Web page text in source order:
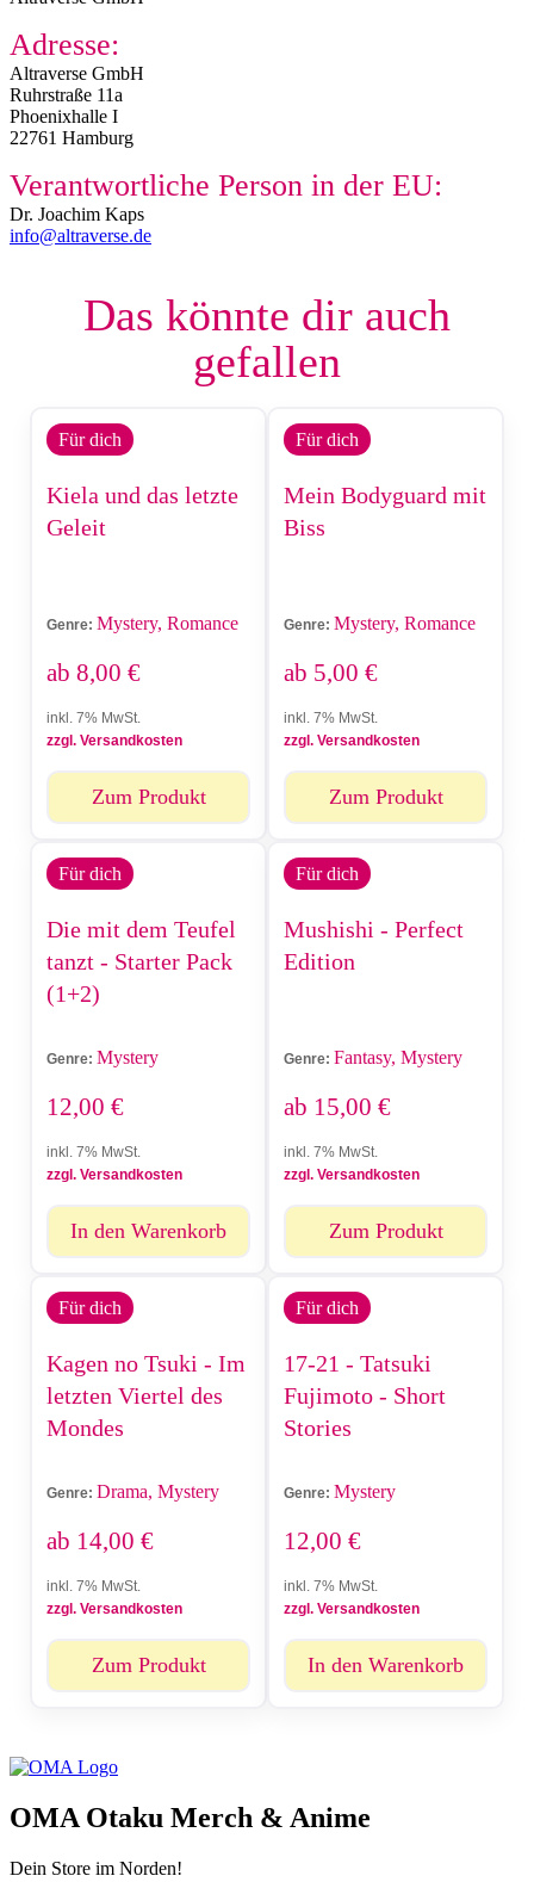
Adresse:
Altraverse GmbH
Ruhrstraße 11a
Phoenixhalle I
22761 Hamburg
Verantwortliche Person in der EU:
Dr. Joachim Kaps
info@altraverse.de
Das könnte dir auch
gefallen
Für dich
Kiela und das letzte
Geleit
Genre: Mystery, Romance
ab 8,00 €
inkl. 7% MwSt.
zzgl. Versandkosten
Zum Produkt
Für dich
Mein Bodyguard mit
Biss
Genre: Mystery, Romance
ab 5,00 €
inkl. 7% MwSt.
zzgl. Versandkosten
Zum Produkt
Für dich
Die mit dem Teufel
tanzt - Starter Pack
(1+2)
Genre: Mystery
12,00 €
inkl. 7% MwSt.
zzgl. Versandkosten
In den Warenkorb
Für dich
Mushishi - Perfect
Edition
Genre: Fantasy, Mystery
ab 15,00 €
inkl. 7% MwSt.
zzgl. Versandkosten
Zum Produkt
Für dich
Kagen no Tsuki - Im
letzten Viertel des
Mondes
Genre: Drama, Mystery
ab 14,00 €
inkl. 7% MwSt.
zzgl. Versandkosten
Zum Produkt
Für dich
17-21 - Tatsuki
Fujimoto - Short
Stories
Genre: Mystery
12,00 €
inkl. 7% MwSt.
zzgl. Versandkosten
In den Warenkorb
OMA Otaku Merch & Anime
Dein Store im Norden!